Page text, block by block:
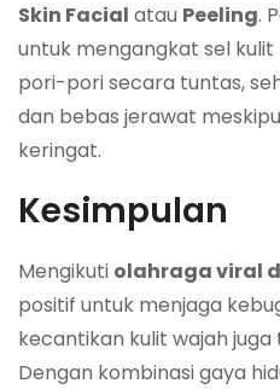
Skin Facial atau Peeling.
untuk mengangkat sel
pori-pori secara tuntas,
dan bebas jerawat
keringat.
Kesimpulan
Mengikuti olahraga viral
positif untuk menjaga
kecantikan kulit wajah
Dengan kombinasi gaya